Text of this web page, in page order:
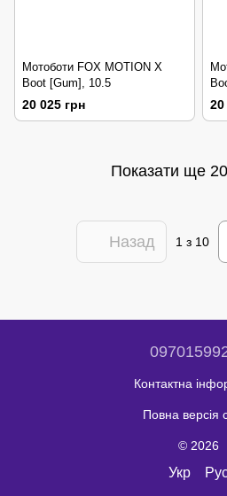
Мотоботи FOX MOTION X
Boot [Gum], 10.5
20 025 грн 20
Показати ще 20
Назад 1з 10
Контактна
Повна версія
© 2026
Укр